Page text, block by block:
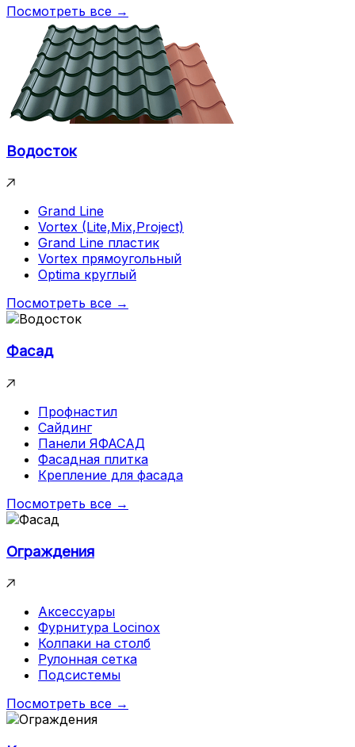
Посмотреть все →
Водосток
Grand Line
Vortex (Lite,Mix,Project)
Grand Line пластик
Vortex прямоугольный
Optima круглый
Посмотреть все →
Фасад
Профнастил
Сайдинг
Панели ЯФАСАД
Фасадная плитка
Крепление для фасада
Посмотреть все →
Ограждения
Аксессуары
Фурнитура Locinox
Колпаки на столб
Рулонная сетка
Подсистемы
Посмотреть все →